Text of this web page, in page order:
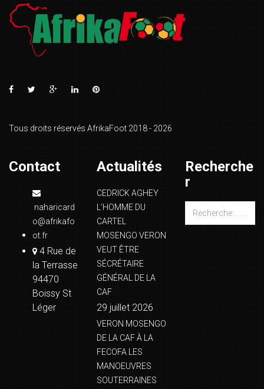
Tous droits réservés AfrikaFoot 2018 - 2026
Contact
naharicard
o@afrikafo
ot.fr
4 Rue de
la Terrasse
94470
Boissy St
Léger
Actualités
CEDRICK AGHEY
L’HOMME DU
CARTEL
MOSENGO VERON
VEUT ÊTRE
SÉCRÉTAIRE
GÉNÉRAL DE LA
CAF
29 juillet 2026
VERON MOSENGO
DE LA CAF À LA
FECOFA LES
MANOEUVRES
SOUTERRAINES
Recherche
r